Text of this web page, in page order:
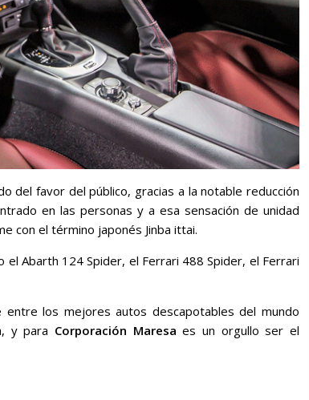
del favor del público, gracias a la notable reducción
en las personas y a esa sensación de unidad
con el término japonés Jinba ittai.
Abarth 124 Spider, el Ferrari 488 Spider, el Ferrari
los mejores autos descapotables del mundo
y para Corporación Maresa es un orgullo ser el